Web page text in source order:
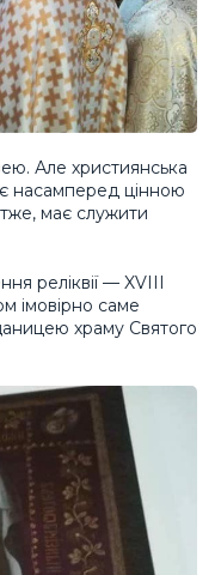
Але християнська
насамперед цінною
має служити
реліквії — XVIII
імовірно саме
храму Святого